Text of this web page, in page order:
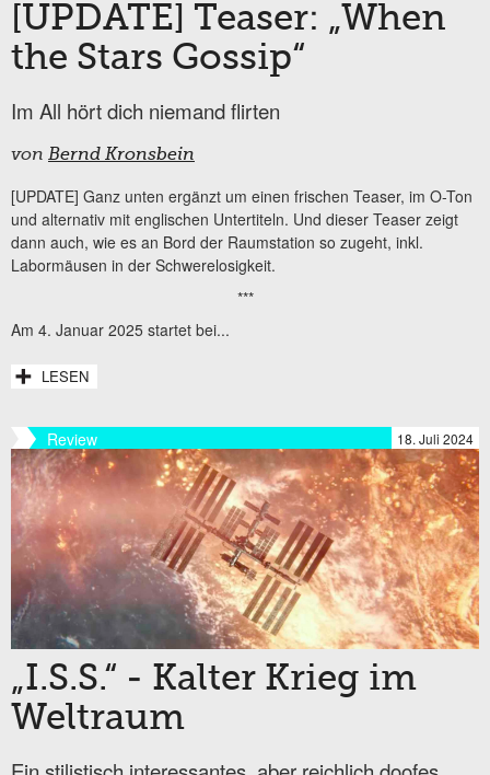
[UPDATE] Teaser: „When
the Stars Gossip“
Im All hört dich niemand flirten
von Bernd Kronsbein
[UPDATE] Ganz unten ergänzt um einen frischen Teaser, im O-Ton
und alternativ mit englischen Untertiteln. Und dieser Teaser zeigt
dann auch, wie es an Bord der Raumstation so zugeht, inkl.
Labormäusen in der Schwerelosigkeit.
***
Am 4. Januar 2025 startet bei...
LESEN
Review 18. Juli 2024
„I.S.S.“ - Kalter Krieg im
Weltraum